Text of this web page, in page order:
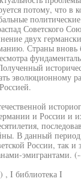
потому, что в
Советского
двух
Страны вновь
эволюционному
и России и
В данный период
России, так и
эмигрантами.
, I библиотека I